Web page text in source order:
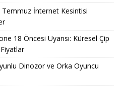
İnternet Kesintisi
18 Öncesi Uyarısı: Küresel Çip
Dinozor ve Orka Oyuncu